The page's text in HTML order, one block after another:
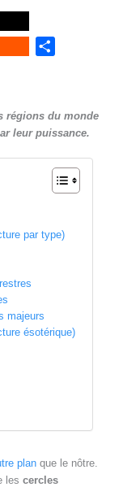
e
régions du monde
leur puissance.
par type)
majeurs
ésotérique)
plan que le nôtre.
les cercles